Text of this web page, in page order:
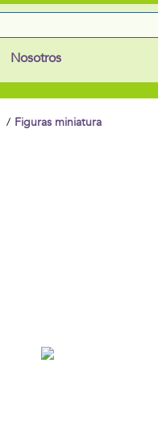
Nosotros
Figuras miniatura